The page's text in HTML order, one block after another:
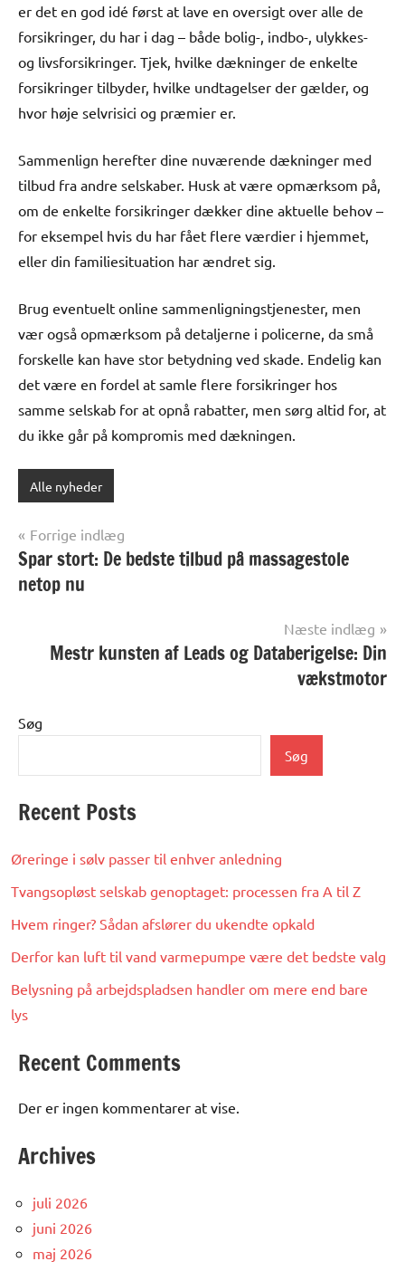
er det en god idé først at lave en oversigt over alle de
forsikringer, du har i dag – både bolig-, indbo-, ulykkes-
og livsforsikringer. Tjek, hvilke dækninger de enkelte
forsikringer tilbyder, hvilke undtagelser der gælder, og
hvor høje selvrisici og præmier er.
Sammenlign herefter dine nuværende dækninger med
tilbud fra andre selskaber. Husk at være opmærksom på,
om de enkelte forsikringer dækker dine aktuelle behov –
for eksempel hvis du har fået flere værdier i hjemmet,
eller din familiesituation har ændret sig.
Brug eventuelt online sammenligningstjenester, men
vær også opmærksom på detaljerne i policerne, da små
forskelle kan have stor betydning ved skade. Endelig kan
det være en fordel at samle flere forsikringer hos
samme selskab for at opnå rabatter, men sørg altid for, at
du ikke går på kompromis med dækningen.
Alle nyheder
Indlægsnavigation
Forrige indlæg
Spar stort: De bedste tilbud på massagestole
netop nu
Næste indlæg
Mestr kunsten af Leads og Databerigelse: Din
vækstmotor
Søg
Søg
Recent Posts
Øreringe i sølv passer til enhver anledning
Tvangsopløst selskab genoptaget: processen fra A til Z
Hvem ringer? Sådan afslører du ukendte opkald
Derfor kan luft til vand varmepumpe være det bedste valg
Belysning på arbejdspladsen handler om mere end bare
lys
Recent Comments
Der er ingen kommentarer at vise.
Archives
juli 2026
juni 2026
maj 2026